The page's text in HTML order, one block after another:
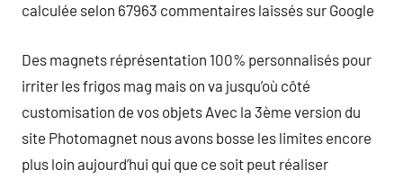
calculée selon 67963 commentaires laissés sur Google
Des magnets réprésentation 100% personnalisés pour
irriter les frigos mag mais on va jusqu’où côté
customisation de vos objets Avec la 3ème version du
site Photomagnet nous avons bosse les limites encore
plus loin aujourd’hui qui que ce soit peut réaliser